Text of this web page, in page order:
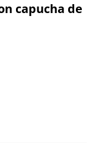
capucha de